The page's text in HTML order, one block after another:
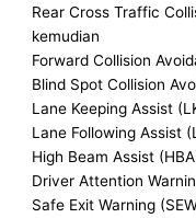
Rear Cross Traffic
kemudian
Forward Collision
Blind Spot Collision
Lane Keeping Assist
Lane Following Assist
High Beam Assist
Driver Attention
Safe Exit Warning